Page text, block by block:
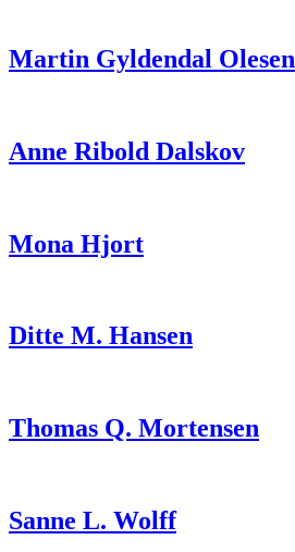
Martin Gyldendal Olesen
Anne Ribold Dalskov
Mona Hjort
Ditte M. Hansen
Thomas Q. Mortensen
Sanne L. Wolff